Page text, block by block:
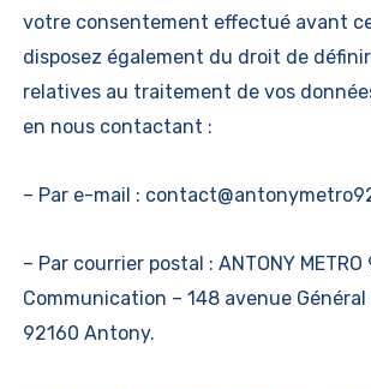
votre consentement effectué avant
disposez également du droit de
relatives au traitement de vos
en nous contactant :
– Par e-mail :
– Par courrier postal : ANTONY
Communication – 148 avenue Général
92160 Antony.